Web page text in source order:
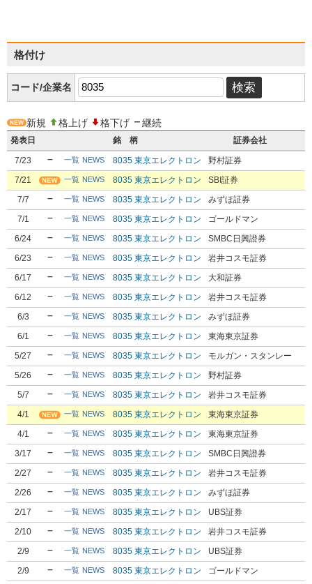
格付け
コード/企業名
新規 格上げ 格下げ
継続
発表日
銘 柄 証券会社
7/23 一覧 NEWS 8035 東京エレクトロン
野村証券
7/21
一覧 NEWS 8035 東京エレクトロン
SBI証券
7/7
一覧 NEWS 8035 東京エレクトロン
みずほ証券
7/1
一覧 NEWS 8035 東京エレクトロン
ゴールドマン
6/24
一覧 NEWS 8035 東京エレクトロン SMBC日興證券
6/23
一覧 NEWS 8035 東京エレクトロン
岩井コスモ証券
6/17
一覧 NEWS 8035 東京エレクトロン
大和証券
6/12
一覧 NEWS 8035 東京エレクトロン
岩井コスモ証券
6/3
一覧 NEWS 8035 東京エレクトロン
みずほ証券
6/1
一覧 NEWS 8035 東京エレクトロン
東海東京証券
5/27
一覧 NEWS 8035 東京エレクトロン
モルガン・スタンレー
5/26
一覧 NEWS 8035 東京エレクトロン
野村証券
5/7
一覧 NEWS 8035 東京エレクトロン
岩井コスモ証券
4/1
一覧 NEWS 8035 東京エレクトロン
東海東京証券
4/1
一覧 NEWS 8035 東京エレクトロン
東海東京証券
3/17
一覧 NEWS 8035 東京エレクトロン SMBC日興證券
2/27
一覧 NEWS 8035 東京エレクトロン
岩井コスモ証券
2/26
一覧 NEWS 8035 東京エレクトロン
みずほ証券
2/17
一覧 NEWS 8035 東京エレクトロン
UBS証券
2/10
一覧 NEWS 8035 東京エレクトロン
岩井コスモ証券
2/9
一覧 NEWS 8035 東京エレクトロン
UBS証券
2/9
一覧 NEWS 8035 東京エレクトロン
ゴールドマン